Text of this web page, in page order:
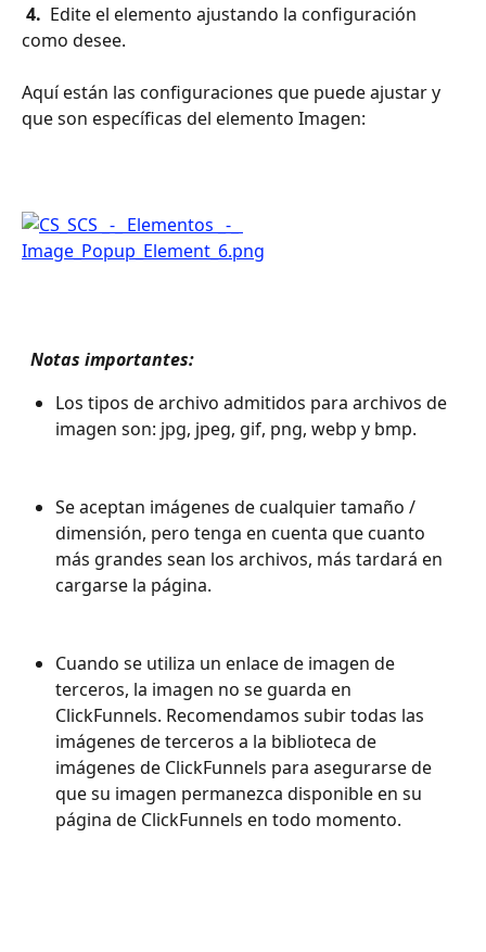
4. Edite el elemento ajustando la configuración
como desee.
Aquí están las configuraciones que puede ajustar y
que son específicas del elemento Imagen:
Notas importantes:
Los tipos de archivo admitidos para archivos de
imagen son: jpg, jpeg, gif, png, webp y bmp.
Se aceptan imágenes de cualquier tamaño /
dimensión, pero tenga en cuenta que cuanto
más grandes sean los archivos, más tardará en
cargarse la página.
Cuando se utiliza un enlace de imagen de
terceros, la imagen no se guarda en
ClickFunnels. Recomendamos subir todas las
imágenes de terceros a la biblioteca de
imágenes de ClickFunnels para asegurarse de
que su imagen permanezca disponible en su
página de ClickFunnels en todo momento.